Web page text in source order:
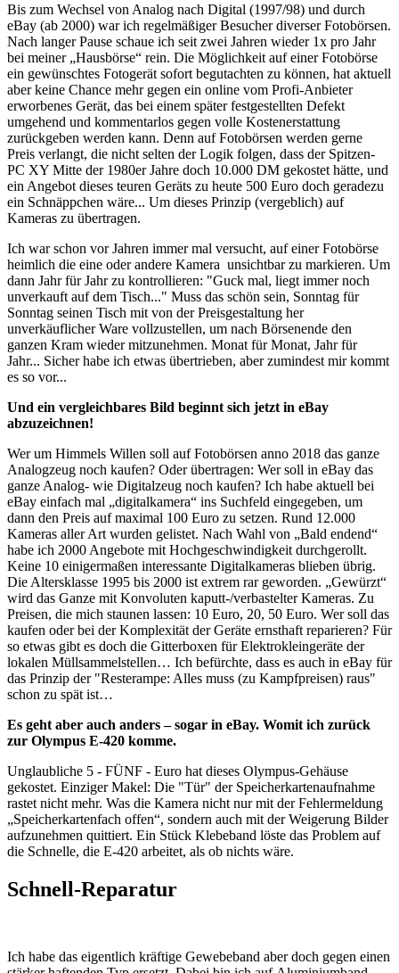
Bis zum Wechsel von Analog nach Digital (1997/98) und durch
eBay (ab 2000) war ich regelmäßiger Besucher diverser Fotobörsen.
Nach langer Pause schaue ich seit zwei Jahren wieder 1x pro Jahr
bei meiner „Hausbörse“ rein. Die Möglichkeit auf einer Fotobörse
ein gewünschtes Fotogerät sofort begutachten zu können, hat aktuell
aber keine Chance mehr gegen ein online vom Profi-Anbieter
erworbenes Gerät, das bei einem später festgestellten Defekt
umgehend und kommentarlos gegen volle Kostenerstattung
zurückgeben werden kann. Denn auf Fotobörsen werden gerne
Preis verlangt, die nicht selten der Logik folgen, dass der Spitzen-
PC XY Mitte der 1980er Jahre doch 10.000 DM gekostet hätte, und
ein Angebot dieses teuren Geräts zu heute 500 Euro doch geradezu
ein Schnäppchen wäre... Um dieses Prinzip (vergeblich) auf
Kameras zu übertragen.
Ich war schon vor Jahren immer mal versucht, auf einer Fotobörse
heimlich die eine oder andere Kamera unsichtbar zu markieren. Um
dann Jahr für Jahr zu kontrollieren: "Guck mal, liegt immer noch
unverkauft auf dem Tisch..." Muss das schön sein, Sonntag für
Sonntag seinen Tisch mit von der Preisgestaltung her
unverkäuflicher Ware vollzustellen, um nach Börsenende den
ganzen Kram wieder mitzunehmen. Monat für Monat, Jahr für
Jahr... Sicher habe ich etwas übertrieben, aber zumindest mir kommt
es so vor...
Und ein vergleichbares Bild beginnt sich jetzt in eBay
abzuzeichnen!
Wer um Himmels Willen soll auf Fotobörsen anno 2018 das ganze
Analogzeug noch kaufen? Oder übertragen: Wer soll in eBay das
ganze Analog- wie Digitalzeug noch kaufen? Ich habe aktuell bei
eBay einfach mal „digitalkamera“ ins Suchfeld eingegeben, um
dann den Preis auf maximal 100 Euro zu setzen. Rund 12.000
Kameras aller Art wurden gelistet. Nach Wahl von „Bald endend“
habe ich 2000 Angebote mit Hochgeschwindigkeit durchgerollt.
Keine 10 einigermaßen interessante Digitalkameras blieben übrig.
Die Altersklasse 1995 bis 2000 ist extrem rar geworden. „Gewürzt“
wird das Ganze mit Konvoluten kaputt-/verbastelter Kameras. Zu
Preisen, die mich staunen lassen: 10 Euro, 20, 50 Euro. Wer soll das
kaufen oder bei der Komplexität der Geräte ernsthaft reparieren? Für
so etwas gibt es doch die Gitterboxen für Elektrokleingeräte der
lokalen Müllsammelstellen… Ich befürchte, dass es auch in eBay für
das Prinzip der "Resterampe: Alles muss (zu Kampfpreisen) raus"
schon zu spät ist…
Es geht aber auch anders – sogar in eBay. Womit ich zurück
zur Olympus E-420 komme.
Unglaubliche 5 - FÜNF - Euro hat dieses Olympus-Gehäuse
gekostet. Einziger Makel: Die "Tür" der Speicherkartenaufnahme
rastet nicht mehr. Was die Kamera nicht nur mit der Fehlermeldung
„Speicherkartenfach offen“, sondern auch mit der Weigerung Bilder
aufzunehmen quittiert. Ein Stück Klebeband löste das Problem auf
die Schnelle, die E-420 arbeitet, als ob nichts wäre.
Schnell-Reparatur
Ich habe das eigentlich kräftige Gewebeband aber doch gegen einen